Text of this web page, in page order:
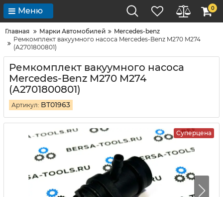
Меню 0
Главная Марки Автомобилей
Mercedes-benz
Ремкомплект вакуумного насоса Mercedes-Benz M270 M274
(A2701800801)
Ремкомплект вакуумного насоса
Mercedes-Benz M270 M274
(A2701800801)
Артикул: BT01963
Суперцена